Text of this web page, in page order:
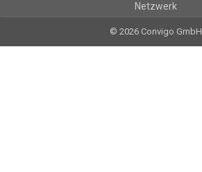
Netzwerk
© 2026 Convigo GmbH